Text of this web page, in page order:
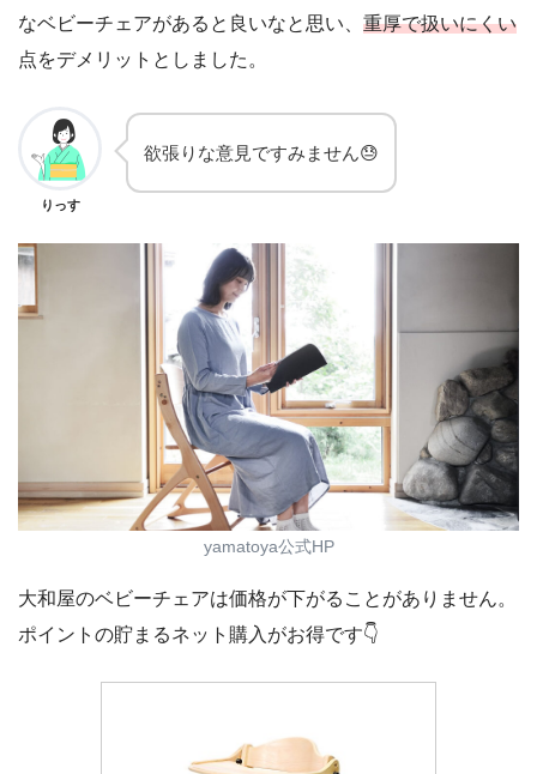
なベビーチェアがあると良いなと思い、 重厚で扱いにくい
点をデメリットとしました。
りっす
欲張りな意見ですみません😓
yamatoya公式HP
大和屋のベビーチェアは価格が下がることがありません。
ポイントの貯まるネット購入がお得です👇